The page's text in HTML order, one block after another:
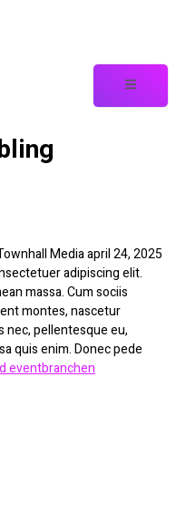
Media april 24, 2025
adipiscing elit.
massa. Cum sociis
montes, nascetur
nec, pellentesque eu,
quis enim. Donec pede
eventbranchen